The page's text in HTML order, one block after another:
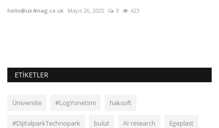
hello@uk4mag.co.uk Mayıs 26, 2025 0 423
ETIKETLER
Üniversite #LogYonetimi haksoft
#DijitalparkTechnopark bulut AI research Egeplast